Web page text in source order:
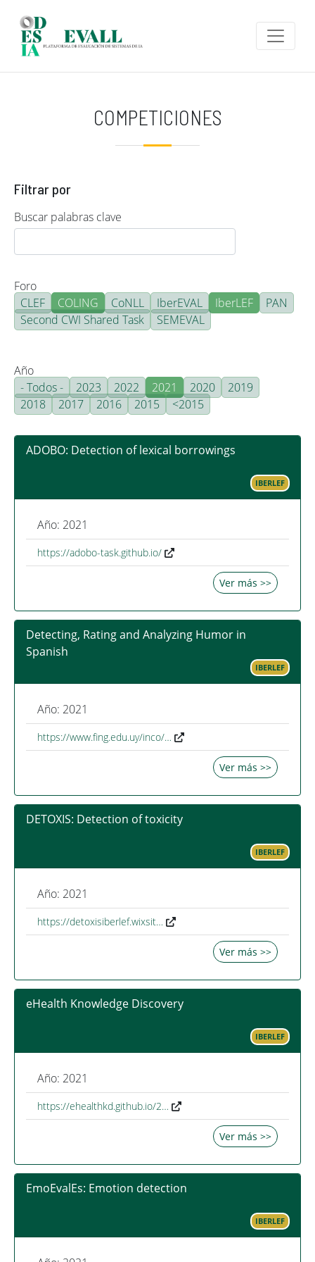
COMPETICIONES
Filtrar por
Buscar palabras clave
Foro
CLEF
COLING CoNLL IberEVAL IberLEF
PAN
Second CWI Shared Task
SEMEVAL
Año
- Todos -
2023 2022 2021 2020
2019
2018
2017 2016 2015 <2015
ADOBO: Detection of lexical borrowings
IBERLEF
Año: 2021
https://adobo-task.github.io/
Ver más >>
Detecting, Rating and Analyzing Humor in
Spanish
IBERLEF
Año: 2021
https://www.fing.edu.uy/inco/…
Ver más >>
DETOXIS: Detection of toxicity
IBERLEF
Año: 2021
https://detoxisiberlef.wixsit…
Ver más >>
eHealth Knowledge Discovery
IBERLEF
Año: 2021
https://ehealthkd.github.io/2…
Ver más >>
EmoEvalEs: Emotion detection
IBERLEF